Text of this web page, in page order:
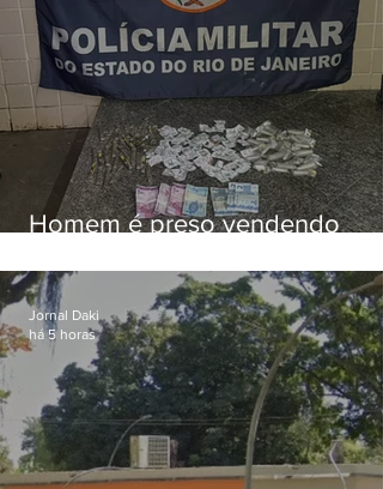
Homem é preso vendendo
Niterói
Jornal Daki
há 5 horas